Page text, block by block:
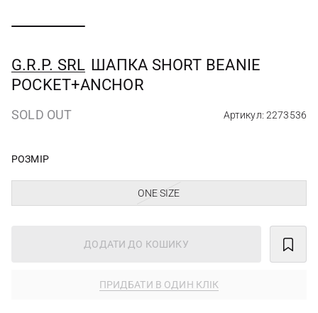
G.R.P. SRL ШАПКА SHORT BEANIE
POCKET+ANCHOR
SOLD OUT Артикул: 2273536
РОЗМІР
ONE SIZE
ДОДАТИ ДО КОШИКУ
ПРИДБАТИ В ОДИН КЛІК